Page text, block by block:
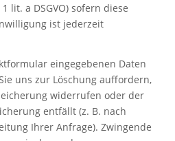
lit. a DSGVO) sofern diese
ist jederzeit
eingegebenen Daten
uns zur Löschung auffordern,
widerrufen oder der
entfällt (z. B. nach
Ihrer Anfrage). Zwingende